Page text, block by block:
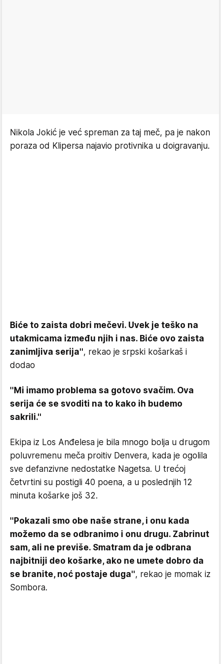
Nikola Jokić je već spreman za taj meč, pa je nakon
poraza od Klipersa najavio protivnika u doigravanju.
Biće to zaista dobri mečevi. Uvek je teško na
utakmicama između njih i nas. Biće ovo zaista
zanimljiva serija'', rekao je srpski košarkaš i
dodao
''Mi imamo problema sa gotovo svačim. Ova
serija će se svoditi na to kako ih budemo
sakrili.''
Ekipa iz Los Anđelesa je bila mnogo bolja u drugom
poluvremenu meča proitiv Denvera, kada je ogolila
sve defanzivne nedostatke Nagetsa. U trećoj
četvrtini su postigli 40 poena, a u poslednjih 12
minuta košarke još 32.
''Pokazali smo obe naše strane, i onu kada
možemo da se odbranimo i onu drugu. Zabrinut
sam, ali ne previše. Smatram da je odbrana
najbitniji deo košarke, ako ne umete dobro da
se branite, noć postaje duga'', rekao je momak iz
Sombora.